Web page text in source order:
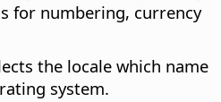
for numbering, currency
the locale which name
system.